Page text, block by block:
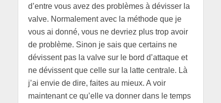
d’entre vous avez des problèmes à dévisser la
valve. Normalement avec la méthode que je
vous ai donné, vous ne devriez plus trop avoir
de problème. Sinon je sais que certains ne
dévissent pas la valve sur le bord d’attaque et
ne dévissent que celle sur la latte centrale. Là
j’ai envie de dire, faites au mieux. A voir
maintenant ce qu’elle va donner dans le temps